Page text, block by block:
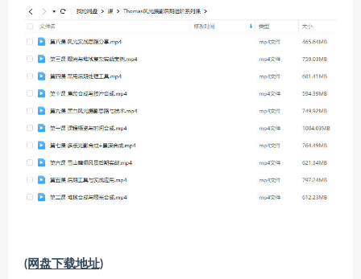
(网盘下载地址)